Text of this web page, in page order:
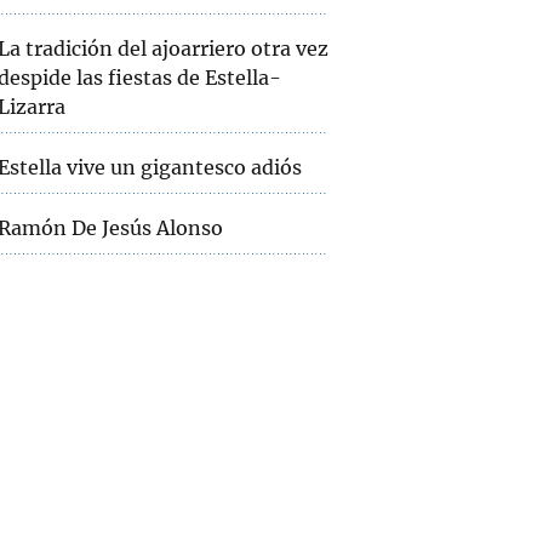
tradición del ajoarriero otra vez
las fiestas de Estella-
vive un gigantesco adiós
De Jesús Alonso